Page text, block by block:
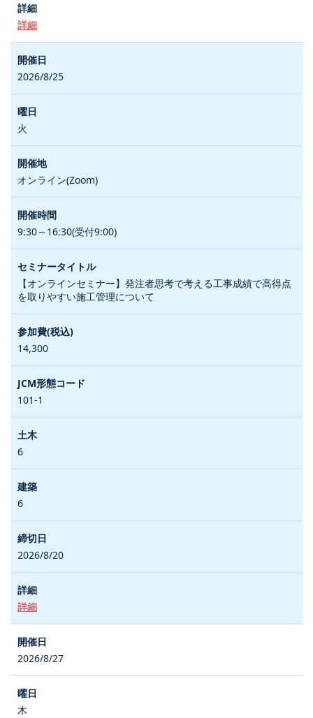
詳細
2026/8/25
火
オンライン(Zoom)
9:30～16:30(受付9:00)
【オンラインセミナー】発注者思考で考える工事成績で高得点
を取りやすい施工管理について
14,300
101-1
6
6
2026/8/20
詳細
2026/8/27
木